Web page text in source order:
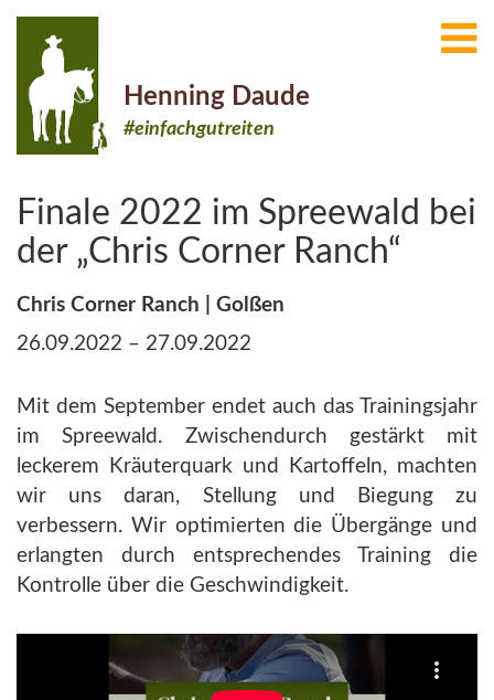
Henning Daude
#einfachgutreiten
Finale 2022 im Spreewald bei
der „Chris Corner Ranch“
Chris Corner Ranch | Golßen
26.09.2022 – 27.09.2022
Mit dem September endet auch das Trainingsjahr
im Spreewald. Zwischendurch gestärkt mit
leckerem Kräuterquark und Kartoffeln, machten
wir uns daran, Stellung und Biegung zu
verbessern. Wir optimierten die Übergänge und
erlangten durch entsprechendes Training die
Kontrolle über die Geschwindigkeit.